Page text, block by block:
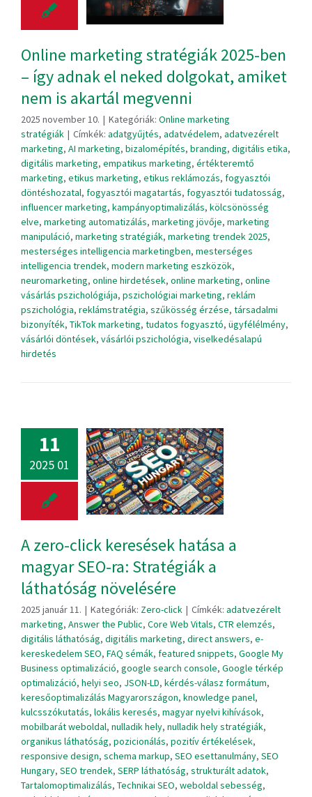
Online marketing stratégiák 2025-ben
– így adnak el neked dolgokat, amiket
nem is akartál megvenni
2025 november 10. | Kategóriák: Online marketing
stratégiák | Címkék: adatgyűjtés, adatvédelem, adatvezérelt
marketing, AI marketing, bizalomépítés, branding, digitális etika,
digitális marketing, empatikus marketing, értékteremtő
marketing, etikus marketing, etikus reklámozás, fogyasztói
döntéshozatal, fogyasztói magatartás, fogyasztói tudatosság,
influencer marketing, kampányoptimalizálás, kölcsönösség
elve, marketing automatizálás, marketing jövője, marketing
manipuláció, marketing stratégiák, marketing trendek 2025,
mesterséges intelligencia marketingben, mesterséges
intelligencia trendek, modern marketing eszközök,
neuromarketing, online hirdetések, online marketing, online
vásárlás pszichológiája, pszichológiai marketing, reklám
pszichológia, reklámstratégia, szűkösség érzése, társadalmi
bizonyíték, TikTok marketing, tudatos fogyasztó, ügyfélélmény,
vásárlói döntések, vásárlói pszichológia, viselkedésalapú
hirdetés
11
2025 01
A zero-click keresések hatása a
magyar SEO-ra: Stratégiák a
láthatóság növelésére
2025 január 11. | Kategóriák: Zero-click | Címkék: adatvezérelt
marketing, Answer the Public, Core Web Vitals, CTR elemzés,
digitális láthatóság, digitális marketing, direct answers, e-
kereskedelem SEO, FAQ sémák, featured snippets, Google My
Business optimalizáció, google search console, Google térkép
optimalizáció, helyi seo, JSON-LD, kérdés-válasz formátum,
keresőoptimalizálás Magyarországon, knowledge panel,
kulcsszókutatás, lokális keresés, magyar nyelvi kihívások,
mobilbarát weboldal, nulladik hely, nulladik hely stratégiák,
organikus láthatóság, pozicionálás, pozitív értékelések,
responsive design, schema markup, SEO esettanulmány, SEO
Hungary, SEO trendek, SERP láthatóság, strukturált adatok,
Tartalomoptimalizálás, Technikai SEO, weboldal sebesség,